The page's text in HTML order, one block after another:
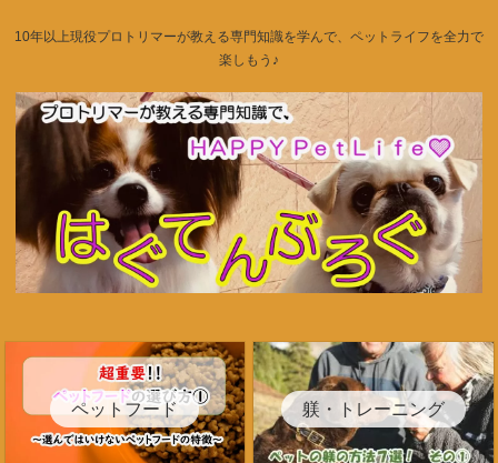
10年以上現役プロトリマーが教える専門知識を学んで、ペットライフを全力で
楽しもう♪
ペットフード 躾・トレーニング